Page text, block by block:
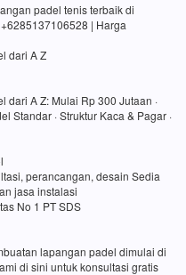
padel tenis terbaik di
| Harga
dari A Z
dari A Z: Mulai Rp 300 Jutaan ·
Standar · Struktur Kaca & Pagar ·
perancangan, desain Sedia
jasa instalasi
No 1 PT SDS
lapangan padel dimulai di
di sini untuk konsultasi gratis